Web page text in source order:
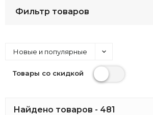
Фильтр товаров
Новые и популярные
Товары со скидкой
Найдено товаров - 481